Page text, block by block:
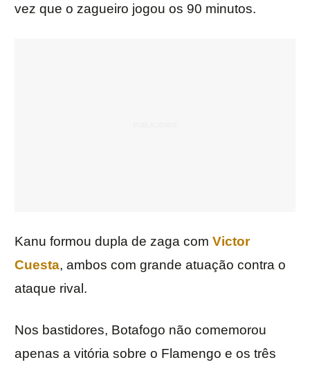
vez que o zagueiro jogou os 90 minutos.
Kanu formou dupla de zaga com Victor
Cuesta, ambos com grande atuação contra o
ataque rival.
Nos bastidores, Botafogo não comemorou
apenas a vitória sobre o Flamengo e os três